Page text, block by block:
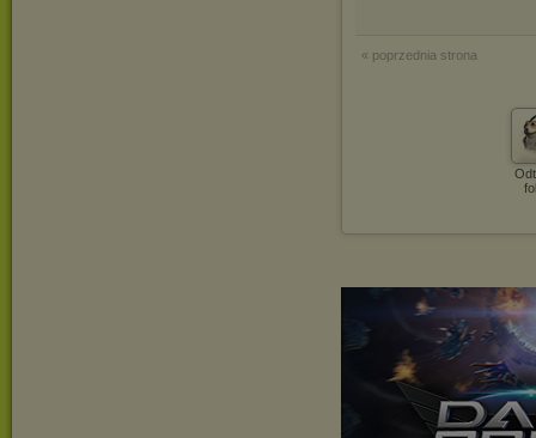
« poprzednia strona